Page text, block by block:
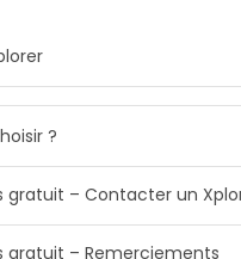
?
gratuit – Contacter un
gratuit – Remerciements